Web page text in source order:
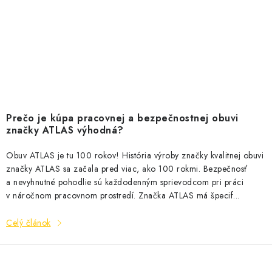
Prečo je kúpa pracovnej a bezpečnostnej obuvi
značky ATLAS výhodná?
Obuv ATLAS je tu 100 rokov! História výroby značky kvalitnej obuvi
značky ATLAS sa začala pred viac, ako 100 rokmi. Bezpečnosť
a nevyhnutné pohodlie sú každodenným sprievodcom pri práci
v náročnom pracovnom prostredí. Značka ATLAS má špecif...
Celý článok